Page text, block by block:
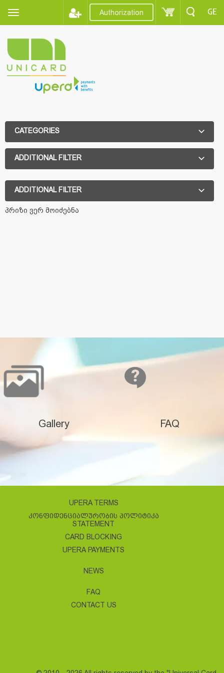
Authorization GE
CATEGORIES
ADDITIONAL FILTER
ADDITIONAL FILTER
პრიზი ვერ მოიძებნა
Gallery FAQ
UPERA TERMS
ᲙᲝᲜᲤᲘᲓᲔᲜᲪᲘᲐᲚᲣᲠᲝᲑᲘᲡ ᲞᲝᲚᲘᲢᲘᲙᲐ
STATEMENT
CARD BLOCKING
UPERA PAYMENTS
NEWS
FAQ
CONTACT US